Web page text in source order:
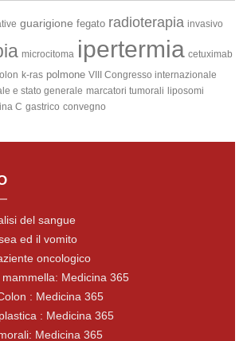
guarigione fegato radioterapia invasivo
microcitoma ipertermia cetuximab
k-ras polmone VIII Congresso internazionale
e stato generale marcatori tumorali liposomi
C gastrico convegno
del sangue
ed il vomito
oncologico
Medicina 365
: Medicina 365
: Medicina 365
Medicina 365